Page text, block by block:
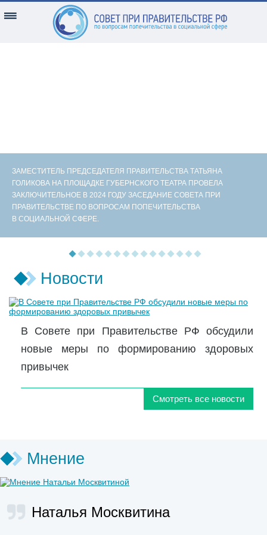
ЗАМЕСТИТЕЛЬ ПРЕДСЕДАТЕЛЯ ПРАВИТЕЛЬСТВА ТАТЬЯНА
ГОЛИКОВА НА ПЛОЩАДКЕ ГУБЕРНСКОГО ТЕАТРА ПРОВЕЛА
ЗАКЛЮЧИТЕЛЬНОЕ В 2024 ГОДУ ЗАСЕДАНИЕ СОВЕТА ПРИ
ПРАВИТЕЛЬСТВЕ ПО ВОПРОСАМ ПОПЕЧИТЕЛЬСТВА
В СОЦИАЛЬНОЙ СФЕРЕ.
Новости
В Совете при Правительстве РФ обсудили
новые меры по формированию здоровых
привычек
Смотреть все новости
Мнение
Наталья Москвитина